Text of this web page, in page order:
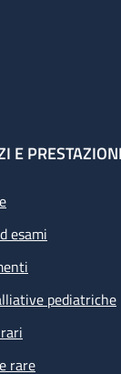
E PRESTAZIONI
esami
pediatriche
rare